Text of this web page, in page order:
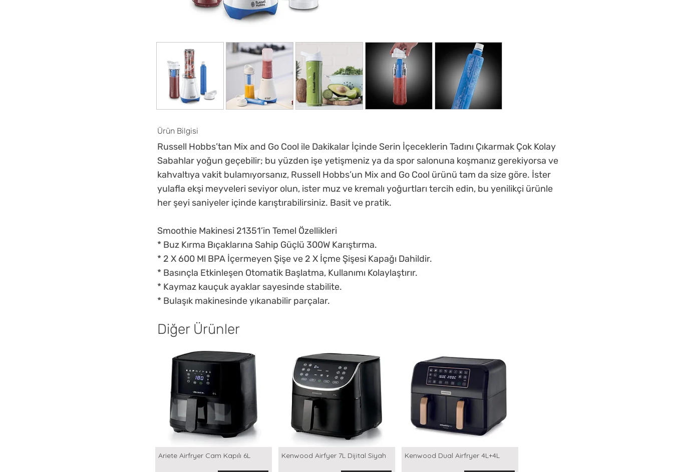
Ürün Bilgisi
Russell Hobbs’tan Mix and Go Cool ile Dakikalar İçinde Serin İçeceklerin Tadını Çıkarmak Çok Kolay
Sabahlar yoğun geçebilir; bu yüzden işe yetişmeniz ya da spor salonuna koşmanız gerekiyorsa ve
kahvaltıya vakit bulamıyorsanız, Russell Hobbs’un Mix and Go Cool ürünü tam da size göre. İster
yulafla ekşi meyveleri seviyor olun, ister muz ve kremalı yoğurtları tercih edin, bu yenilikçi ürünle
her şeyi saniyeler içinde karıştırabilirsiniz. Basit ve pratik.
Smoothie Makinesi 21351’in Temel Özellikleri
* Buz Kırma Bıçaklarına Sahip Güçlü 300W Karıştırma.
* 2 X 600 Ml BPA İçermeyen Şişe ve 2 X İçme Şişesi Kapağı Dahildir.
* Basınçla Etkinleşen Otomatik Başlatma, Kullanımı Kolaylaştırır.
* Kaymaz kauçuk ayaklar sayesinde stabilite.
* Bulaşık makinesinde yıkanabilir parçalar.
Diğer Ürünler
Ariete Airfryer Cam Kapılı 6L Kenwood Airfyer 7L Dijital Siyah Kenwood Dual Airfryer 4L+4L